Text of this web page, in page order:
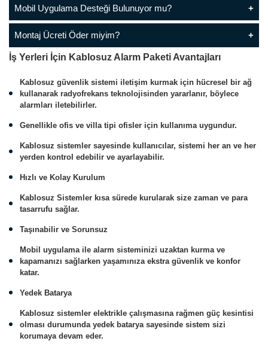
Mobil Uygulama Desteği Bulunuyor mu?
Montaj Ücreti Öder miyim?
İş Yerleri İçin Kablosuz Alarm Paketi Avantajları
Kablosuz güvenlik sistemi iletişim kurmak için hücresel bir ağ
kullanarak radyofrekans teknolojisinden yararlanır, böylece
alarmları iletebilirler.
Genellikle ofis ve villa tipi ofisler için kullanıma uygundur.
Kablosuz sistemler sayesinde kullanıcılar, sistemi her an ve her
yerden kontrol edebilir ve ayarlayabilir.
Hızlı ve Kolay Kurulum
Kablosuz Sistemler kısa sürede kurularak size zaman ve para
tasarrufu sağlar.
Taşınabilir ve Sorunsuz
Mobil uygulama ile alarm sisteminizi uzaktan kurma ve
kapamanızı sağlarken yaşamınıza ekstra güvenlik ve konfor
katar.
Yedek Batarya
Kablosuz sistemler elektrikle çalışmasına rağmen güç kesintisi
olması durumunda yedek batarya sayesinde sistem sizi
korumaya devam eder.